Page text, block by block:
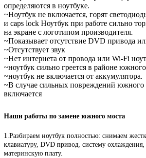
определяются в ноутбуке.
~Ноутбук не включается, горят
и caps lock Ноутбук при работе сильно
на экране с логотипом производителя.
~Показывает отсутствие DVD привода
~Отсутствует звук
~Нет интернета от провода или Wi-Fi
~ноутбук сильно греется в районе
~ноутбук не включается от аккумулятора.
~В случае сильных повреждений южного
включается
Наши работы по замене южного моста
1.Разбираем ноутбук полностью: снимаем
клавиатуру, DVD привод, систему
материнскую плату.